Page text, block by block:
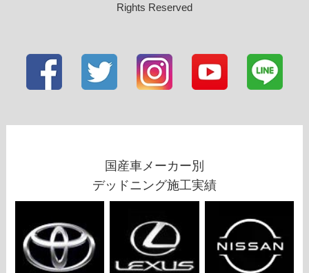
Rights Reserved
国産車メーカー別
デッドニング施工実績